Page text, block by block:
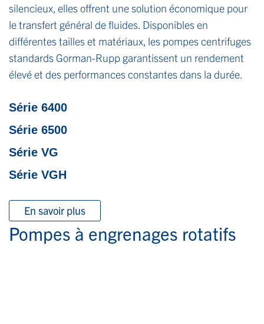
silencieux, elles offrent une solution économique pour
le transfert général de fluides. Disponibles en
différentes tailles et matériaux, les pompes centrifuges
standards Gorman-Rupp garantissent un rendement
élevé et des performances constantes dans la durée.
Série 6400
Série 6500
Série VG
Série VGH
En savoir plus
Pompes à engrenages rotatifs